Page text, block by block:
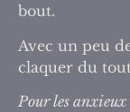
bout.
Avec un peu
claquer du
Pour les anxieux